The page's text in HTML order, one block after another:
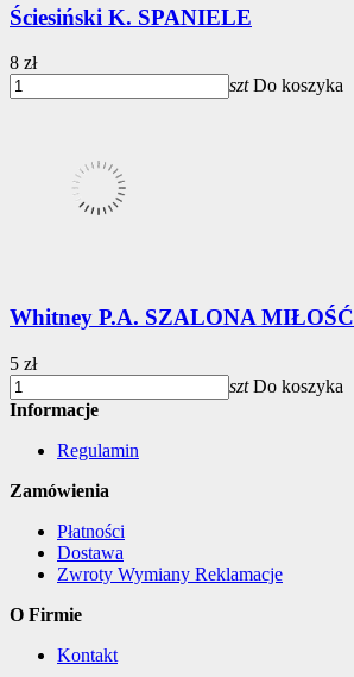
Ściesiński K. SPANIELE
8 zł
szt Do koszyka
Whitney P.A. SZALONA MIŁOŚĆ
5 zł
szt Do koszyka
Informacje
Regulamin
Zamówienia
Płatności
Dostawa
Zwroty Wymiany Reklamacje
O Firmie
Kontakt